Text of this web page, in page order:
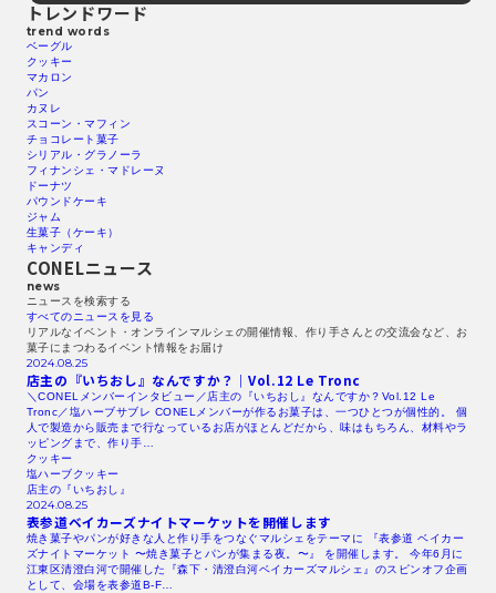
トレンドワード
trend words
ベーグル
クッキー
マカロン
パン
カヌレ
スコーン・マフィン
チョコレート菓子
シリアル・グラノーラ
フィナンシェ・マドレーヌ
ドーナツ
パウンドケーキ
ジャム
生菓子（ケーキ）
キャンディ
CONELニュース
news
ニュースを検索する​
すべてのニュースを見る​
リアルなイベント・オンラインマルシェの開催情報、作り手さんとの交流会など、お
菓子にまつわるイベント情報をお届け
2024.08.25
店主の『いちおし』なんですか？｜Vol.12 Le Tronc
＼CONELメンバーインタビュー／店主の『いちおし』なんですか？Vol.12 Le
Tronc／塩ハーブサブレ CONELメンバーが作るお菓子は、一つひとつが個性的。 個
人で製造から販売まで行なっているお店がほとんどだから、味はもちろん、材料やラ
ッピングまで、作り手…
クッキー
塩ハーブクッキー
店主の『いちおし』
2024.08.25
表参道ベイカーズナイトマーケットを開催します
焼き菓子やパンが好きな人と作り手をつなぐマルシェをテーマに 『表参道 ベイカー
ズナイトマーケット 〜焼き菓子とパンが集まる夜。〜』 を開催します。 今年6月に
江東区清澄白河で開催した『森下・清澄白河ベイカーズマルシェ』のスピンオフ企画
として、会場を表参道B-F…